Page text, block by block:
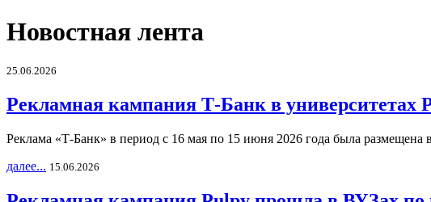
Новостная лента
25.06.2026
Рекламная кампания Т-Банк в университетах
Реклама «Т-Банк» в период с 16 мая по 15 июня 2026 года была
далее... 15.06.2026